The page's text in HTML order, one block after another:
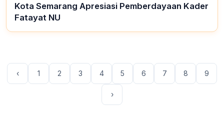
Kota Semarang Apresiasi Pemberdayaan Kader
Fatayat NU
‹ 1 2 3 4 5 6 7 8 9
›